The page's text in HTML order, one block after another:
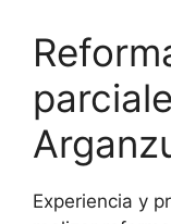
Experiencia y